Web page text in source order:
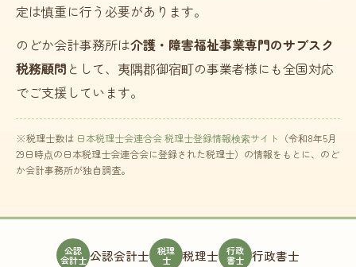
定は慎重に行う必要があります。
のどか会計事務所は介護・障害福祉事業専門のサブスク
税務顧問 として、夷隅郡御宿町の事業者様にも全国対応
でご支援しています。
※税理士数は 日本税理士会連合会 税理士登録情報検索サイト （令和8年5月
29日時点の日本税理士会連合会に登録された税理士）の情報をもとに、のど
か会計事務所が独自調査。
公認
会計士 公認会計士 税理
士 税理士 行政
書士 行政書士